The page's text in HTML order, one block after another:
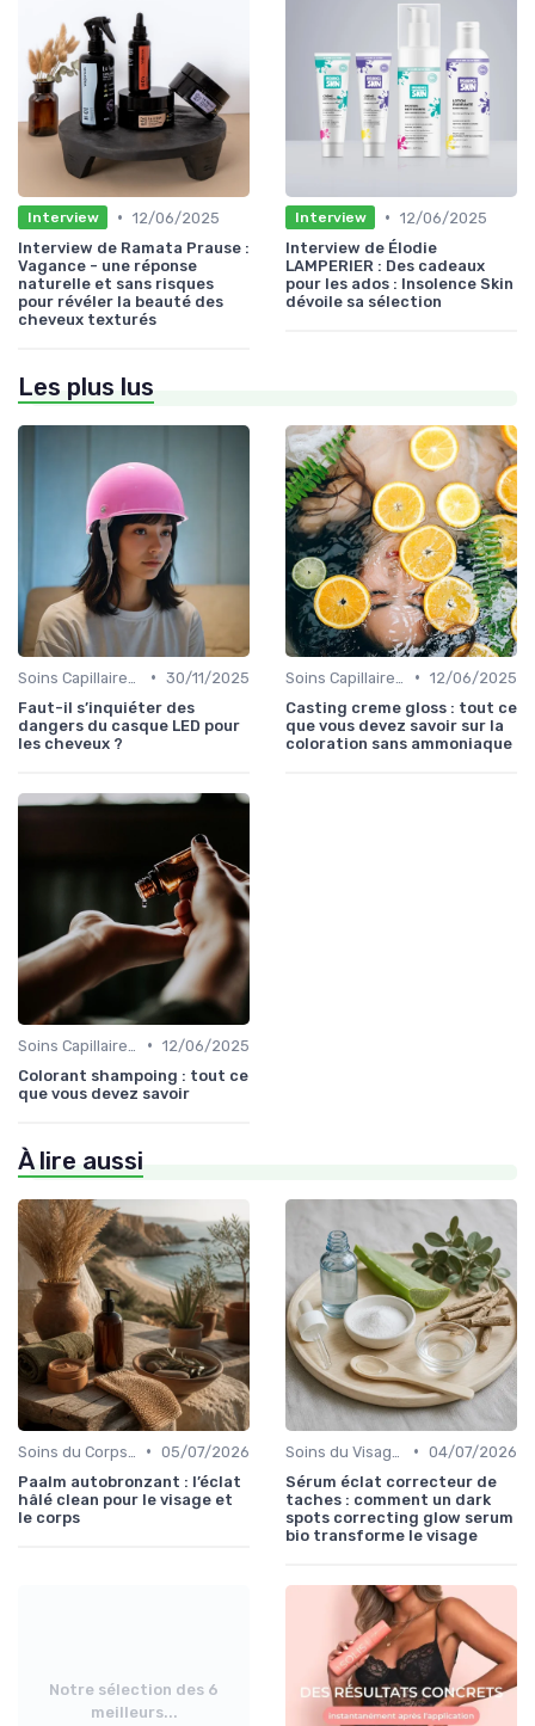
Interview • 12/06/2025
Interview de Ramata Prause :
Vagance - une réponse
naturelle et sans risques
pour révéler la beauté des
cheveux texturés
Interview • 12/06/2025
Interview de Élodie
LAMPERIER : Des cadeaux
pour les ados : Insolence Skin
dévoile sa sélection
Les plus lus
• 30/11/2025
Faut-il s’inquiéter des
dangers du casque LED pour
les cheveux ?
• 12/06/2025
Casting creme gloss : tout ce
que vous devez savoir sur la
coloration sans ammoniaque
• 12/06/2025
Colorant shampoing : tout ce
que vous devez savoir
À lire aussi
• 05/07/2026
Paalm autobronzant : l’éclat
hâlé clean pour le visage et
le corps
• 04/07/2026
Sérum éclat correcteur de
taches : comment un dark
spots correcting glow serum
bio transforme le visage
Notre sélection des 6
meilleurs...